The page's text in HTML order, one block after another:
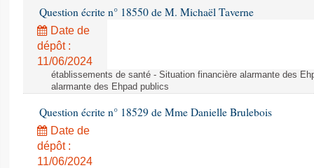
Question écrite n° 18550 de M. Michaël Taverne
Date de
dépôt :
11/06/2024
établissements de santé - Situation financière alarmante des
alarmante des Ehpad publics
Question écrite n° 18529 de Mme Danielle Brulebois
Date de
dépôt :
11/06/2024